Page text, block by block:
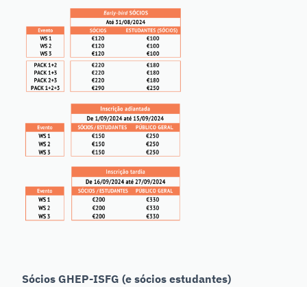
Sócios GHEP-ISFG (e sócios estudantes)